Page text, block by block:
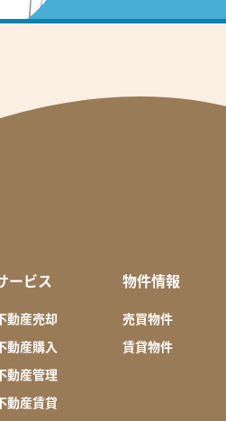
ービス
動産売却
動産購入
動産管理
動産賃貸
物件情報
売買物件
賃貸物件